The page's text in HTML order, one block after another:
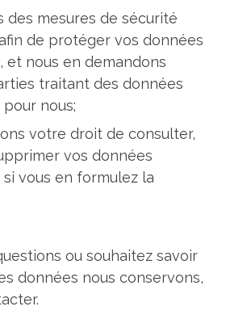
des mesures de sécurité
de protéger vos données
et nous en demandons
traitant des données
nous;
votre droit de consulter,
vos données
vous en formulez la
ou souhaitez savoir
données nous conservons,